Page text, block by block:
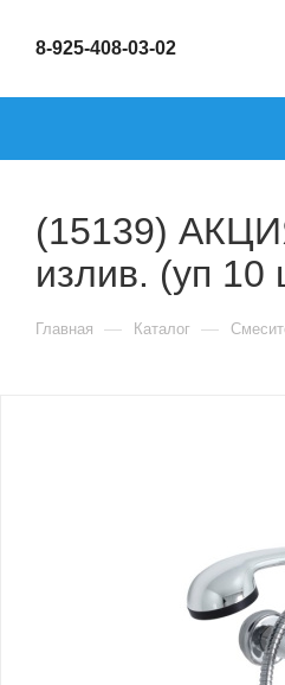
8-925-408-03-02
(15139)
излив. (уп 10
Главная — Каталог —